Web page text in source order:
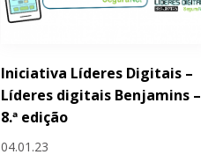
Iniciativa Líderes Digitais –
Líderes digitais Benjamins –
8.ª edição
04.01.23